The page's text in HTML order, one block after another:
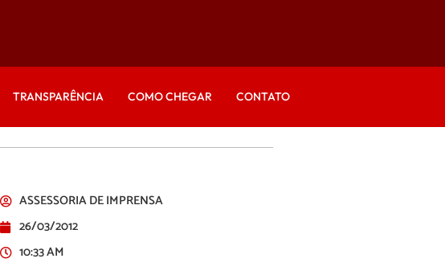
TRANSPARÊNCIA COMO CHEGAR CONTATO
ASSESSORIA DE IMPRENSA
26/03/2012
10:33 AM